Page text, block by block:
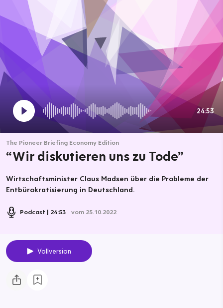
24:53
The Pioneer Briefing Economy Edition
“Wir diskutieren uns zu Tode”
Wirtschaftsminister Claus Madsen über die Probleme der
Entbürokratisierung in Deutschland.
Podcast 24:53 vom 25.10.2022
Vollversion